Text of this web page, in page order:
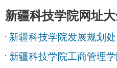
新疆科技学院网址
新疆科技学院发展规划处
新疆科技学院工商管理